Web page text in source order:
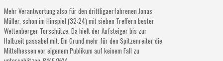
Mehr Verantwortung also für den drittligaerfahrenen Jonas
Müller, schon im Hinspiel (32:24) mit sieben Treffern bester
Wettenberger Torschütze. Da hielt der Aufsteiger bis zur
Halbzeit passabel mit. Ein Grund mehr für den Spitzenreiter die
Mittelhessen vor eigenem Publikum auf keinem Fall zu